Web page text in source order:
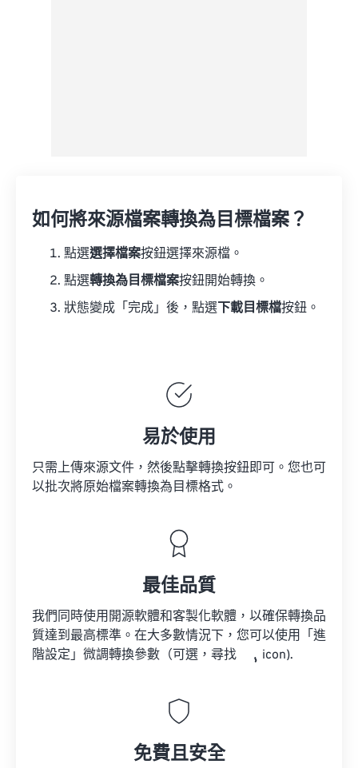
如何將來源檔案轉換為目標檔案？
點選選擇檔案按鈕選擇來源檔。
點選轉換為目標檔案按鈕開始轉換。
狀態變成「完成」後，點選 下載目標檔按鈕。
易於使用
只需上傳來源文件，然後點擊轉換按鈕即可。您也可
以批次將原始檔案轉換為目標格式。
最佳品質
我們同時使用開源軟體和客製化軟體，以確保轉換品
質達到最高標準。在大多數情況下，您可以使用「進
階設定」微調轉換參數（可選，尋找
icon).
免費且安全